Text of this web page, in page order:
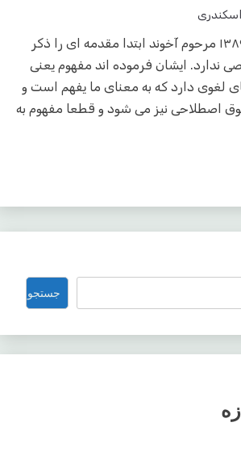
جلسه ۲۱ – ۲۶ مهر ۱۳۸۹ مرحوم آخوند ابتدا مقدمه ای را ذکر
ندارد. ایشان فرموده اند مفهوم یعنی
لغوی دارد که به معنای ما یفهم است و
اصطلاحی نیز می شود و قطعا مفهوم به
جستجو